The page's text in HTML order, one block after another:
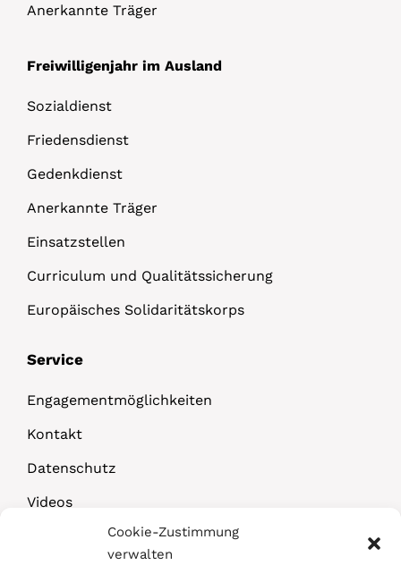
Cookie-Zustimmung
verwalten
Anerkannte Träger
Freiwilligenjahr im Ausland
Sozialdienst
Friedensdienst
Gedenkdienst
Anerkannte Träger
Einsatzstellen
Curriculum und Qualitätssicherung
Europäisches Solidaritätskorps
Service
Engagementmöglichkeiten
Kontakt
Datenschutz
Videos